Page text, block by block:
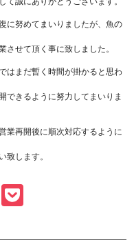
に努めてまいりましたが、魚の
させて頂く事に致しました。
はまだ暫く時間が掛かると思わ
できるように努力してまいりま
業再開後に順次対応するように
致します。
Evernote